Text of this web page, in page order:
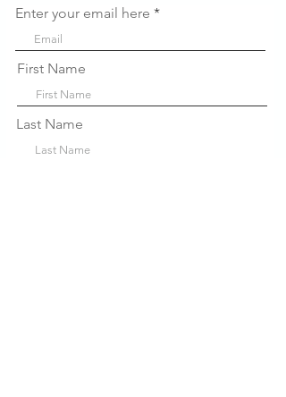
Enter your email here
First Name
Last Name